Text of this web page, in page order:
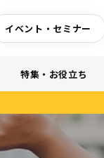
イベント・セミナー
特集・お役立ち